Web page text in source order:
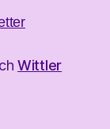
Wittler